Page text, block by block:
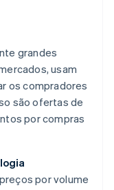
grandes
usam
os compradores
são ofertas de
por compras
por volume